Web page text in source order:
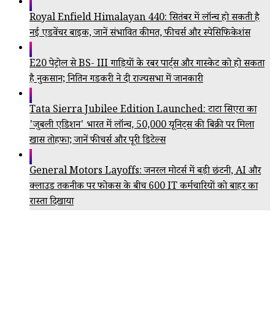
Royal Enfield Himalayan 440: सितंबर में लॉन्च हो सकती है
नई एडवेंचर बाइक, जानें संभावित कीमत, फीचर्स और स्पेसिफिकेशंस
E20 पेट्रोल से BS- III गाड़ियों के रबर पार्ट्स और गास्केट को हो सकता
है नुकसान; नितिन गडकरी ने दी राज्यसभा में जानकारी
Tata Sierra Jubilee Edition Launched: टाटा सिएरा का
'जुबली एडिशन' भारत में लॉन्च, 50,000 यूनिट्स की बिक्री पर मिला
खास तोहफा; जानें फीचर्स और पूरी डिटेल्स
General Motors Layoffs: जनरल मोटर्स में बड़ी छंटनी, AI और
क्लाउड तकनीक पर फोकस के बीच 600 IT कर्मचारियों को बाहर का
रास्ता दिखाया